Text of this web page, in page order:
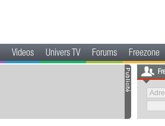
Videos Univers TV Forums Freezone